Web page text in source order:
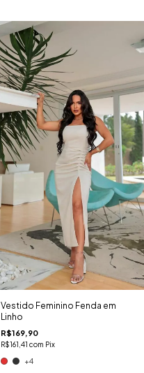
Vestido Feminino Fenda em
Linho
R$169,90
R$161,41 com Pix
+4